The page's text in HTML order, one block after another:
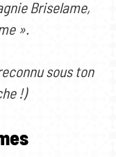
Briselame,
».
sous ton
!)